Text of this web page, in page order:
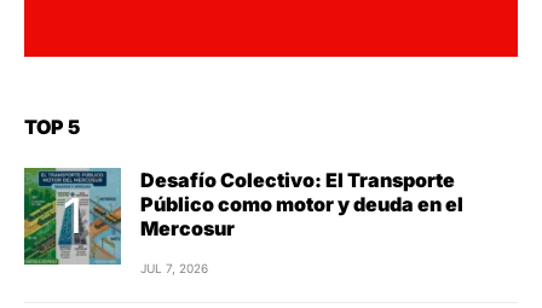
TOP 5
Desafío Colectivo: El Transporte
Público como motor y deuda en el
Mercosur
JUL 7, 2026